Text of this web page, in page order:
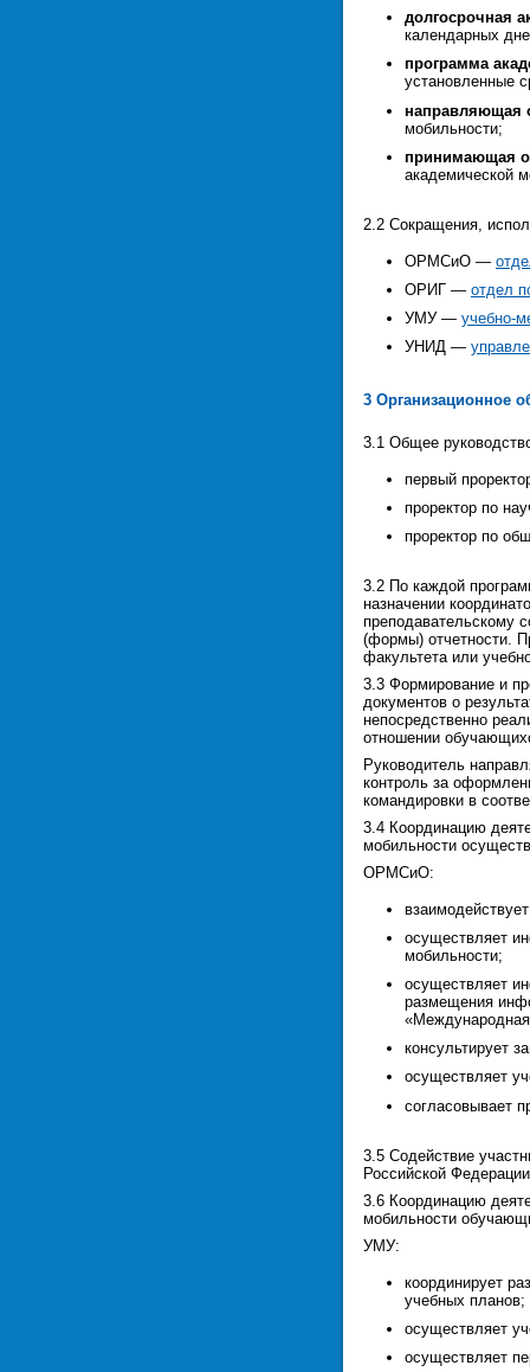
долгосрочная
календарных
программа
установленные
направляющая
мобильности;
принимающая
академической
2.2 Сокращения,
ОРМСиО —
ОРИГ — отдел
УМУ — учебно-
УНИД —
3 Организационное
3.1 Общее
первый
проректор по
проректор по
3.2 По каждой
назначении
преподавательскому
(формы) отчетности.
факультета или
3.3 Формирование и
документов о
непосредственно
отношении
Руководитель
контроль за
командировки в
3.4 Координацию
мобильности
ОРМСиО:
осуществляет
мобильности;
осуществляет
размещения
«Международная
консультирует
осуществляет
согласовывает
3.5 Содействие
Российской
3.6 Координацию
мобильности
УМУ:
координирует
учебных планов;
осуществляет
осуществляет